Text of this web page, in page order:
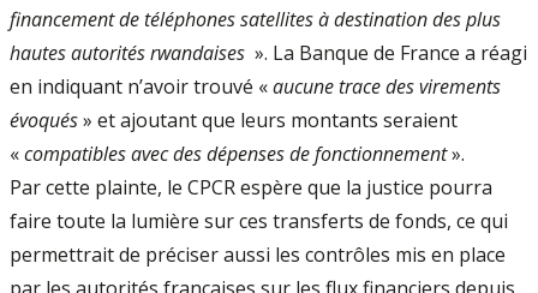
financement de téléphones satellites à destination des plus
hautes autorités rwandaises ». La Banque de France a réagi
en indiquant n’avoir trouvé «aucune trace des virements
évoqués» et ajoutant que leurs montants seraient
«compatibles avec des dépenses de fonctionnement».
Par cette plainte, le CPCR espère que la justice pourra
faire toute la lumière sur ces transferts de fonds, ce qui
permettrait de préciser aussi les contrôles mis en place